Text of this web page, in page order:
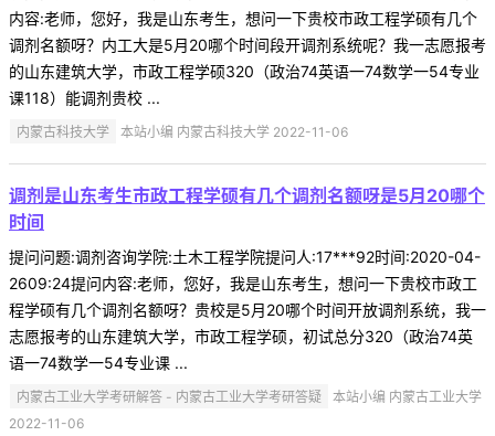
内容:老师，您好，我是山东考生，想问一下贵校市政工程学硕有几个
调剂名额呀？内工大是5月20哪个时间段开调剂系统呢？我一志愿报考
的山东建筑大学，市政工程学硕320（政治74英语一74数学一54专业
课118）能调剂贵校 ...
内蒙古科技大学 本站小编 内蒙古科技大学 2022-11-06
调剂是山东考生市政工程学硕有几个调剂名额呀是5月20哪个
时间
提问问题:调剂咨询学院:土木工程学院提问人:17***92时间:2020-04-
2609:24提问内容:老师，您好，我是山东考生，想问一下贵校市政工
程学硕有几个调剂名额呀？贵校是5月20哪个时间开放调剂系统，我一
志愿报考的山东建筑大学，市政工程学硕，初试总分320（政治74英
语一74数学一54专业课 ...
内蒙古工业大学考研解答 - 内蒙古工业大学考研答疑
本站小编 内蒙古工业大学
2022-11-06